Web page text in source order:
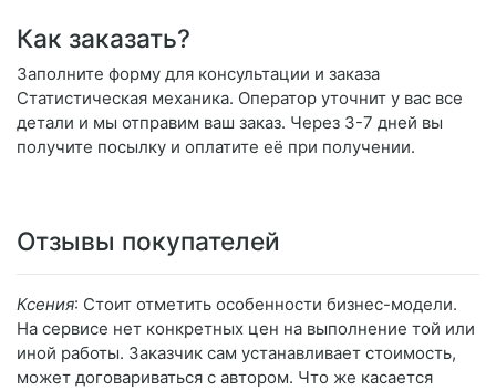
Как заказать?
Заполните форму для консультации и заказа
Статистическая механика. Оператор уточнит у вас все
детали и мы отправим ваш заказ. Через 3-7 дней вы
получите посылку и оплатите её при получении.
Отзывы покупателей
Ксения: Стоит отметить особенности бизнес-модели.
На сервисе нет конкретных цен на выполнение той или
иной работы. Заказчик сам устанавливает стоимость,
может договариваться с автором. Что же касается